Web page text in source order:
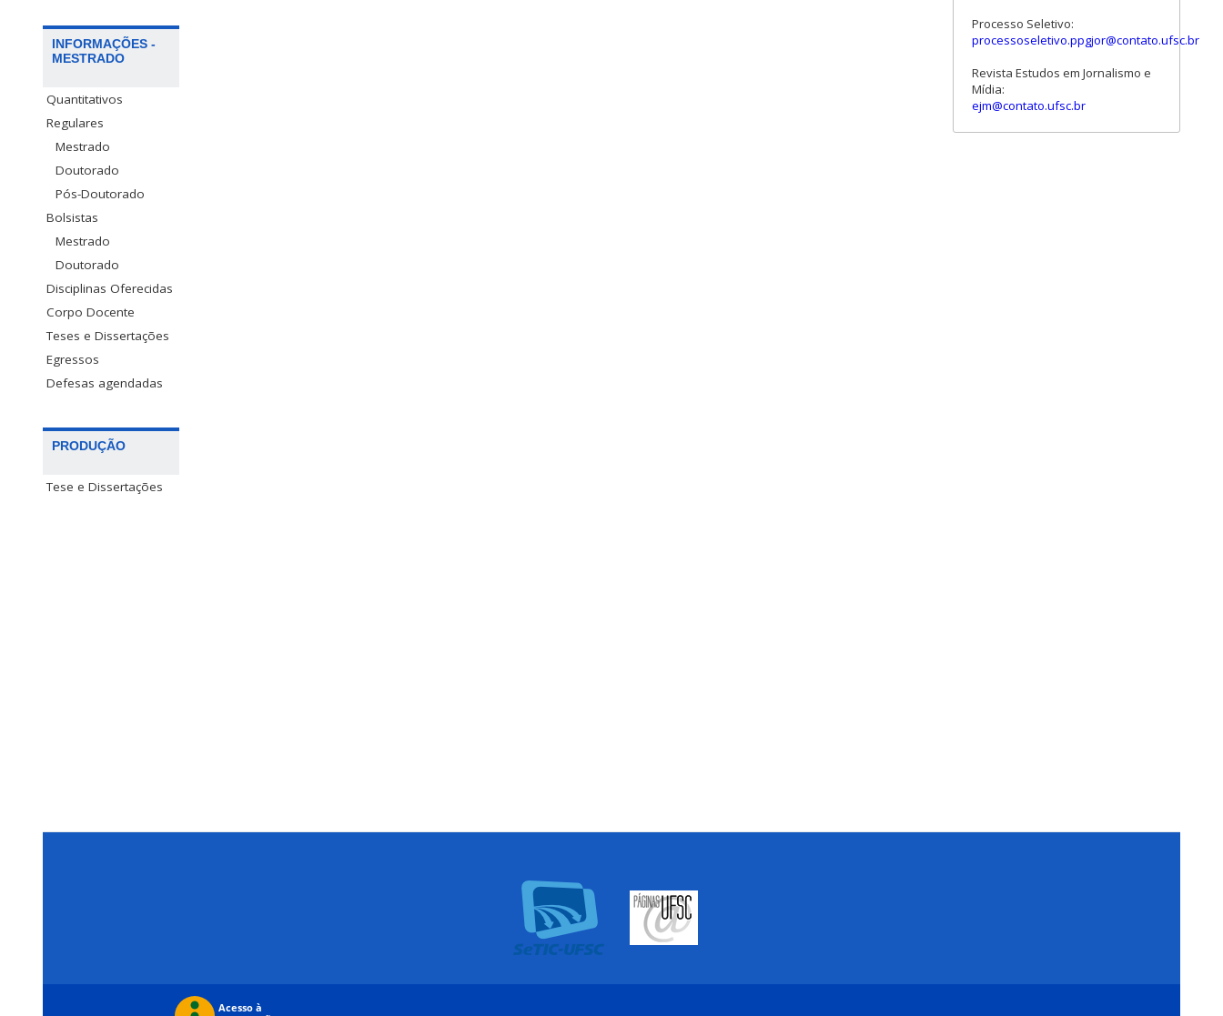
INFORMAÇÕES -
MESTRADO
Quantitativos
Regulares
Mestrado
Doutorado
Pós-Doutorado
Bolsistas
Mestrado
Doutorado
Disciplinas Oferecidas
Corpo Docente
Teses e Dissertações
Egressos
Defesas agendadas
PRODUÇÃO
Tese e Dissertações
Processo Seletivo:
processoseletivo.ppgjor@contato.ufsc.br
Revista Estudos em Jornalismo e
Mídia:
ejm@contato.ufsc.br